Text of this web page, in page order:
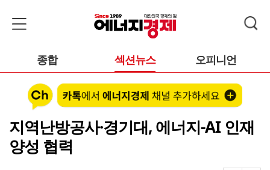
종합 섹션뉴스 오피니언
지역난방공사·경기대, 에너지-AI 인재
양성 협력